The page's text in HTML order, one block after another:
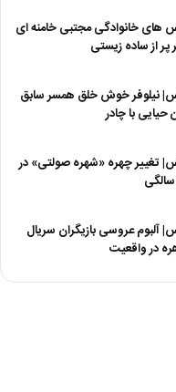
های خانوادگی مجتبی خامنه ای
پر از ساده زیستی
نیلوفر خوش خلق همسر سابق
حیایی با چادر
تغییر چهره «شهره صولتی» در
آلبوم عروسی بازیگران سریال
در واقعیت